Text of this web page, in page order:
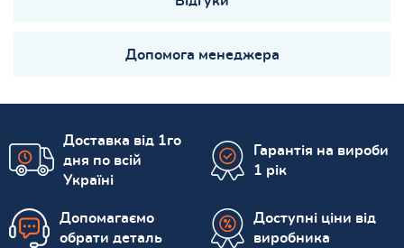
Допомога менеджера
Доставка від 1го
дня по всій
Україні
Гарантія на вироби
1 рік
Допомагаємо
обрати деталь
Доступні ціни від
виробника